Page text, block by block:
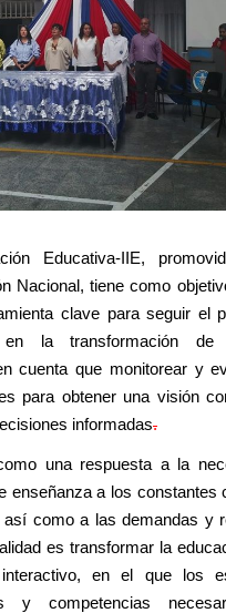
Educativa-IIE,
Nacional, tiene como
clave para seguir el
en la transformación de
cuenta que monitorear y
para obtener una visión
informadas.
una respuesta a la
enseñanza a los constantes
así como a las demandas y
es transformar la
en el que los
y competencias